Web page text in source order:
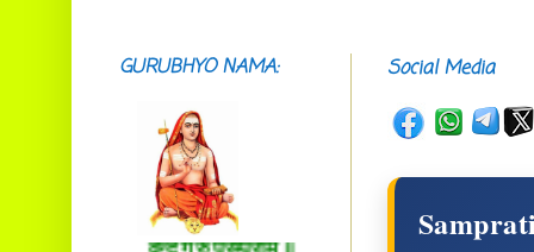
Social Media
GURUBHYO NAMA:
सदाशिवसमारम्भां
शङ्कराचार्य मध्यमाम्।
अस्मदाचार्यपर्यन्तां
वन्दे गुरु परम्पराम् ॥